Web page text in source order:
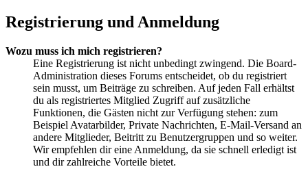
Registrierung und Anmeldung
Wozu muss ich mich registrieren?
Eine Registrierung ist nicht unbedingt zwingend. Die Board-
Administration dieses Forums entscheidet, ob du registriert
sein musst, um Beiträge zu schreiben. Auf jeden Fall erhältst
du als registriertes Mitglied Zugriff auf zusätzliche
Funktionen, die Gästen nicht zur Verfügung stehen: zum
Beispiel Avatarbilder, Private Nachrichten, E-Mail-Versand an
andere Mitglieder, Beitritt zu Benutzergruppen und so weiter.
Wir empfehlen dir eine Anmeldung, da sie schnell erledigt ist
und dir zahlreiche Vorteile bietet.